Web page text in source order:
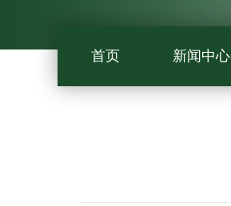
首页 新闻中心